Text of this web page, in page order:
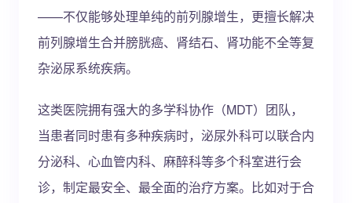
——不仅能够处理单纯的前列腺增生，更擅长解决
前列腺增生合并膀胱癌、肾结石、肾功能不全等复
杂泌尿系统疾病。
这类医院拥有强大的多学科协作（MDT）团队，
当患者同时患有多种疾病时，泌尿外科可以联合内
分泌科、心血管内科、麻醉科等多个科室进行会
诊，制定最安全、最全面的治疗方案。比如对于合